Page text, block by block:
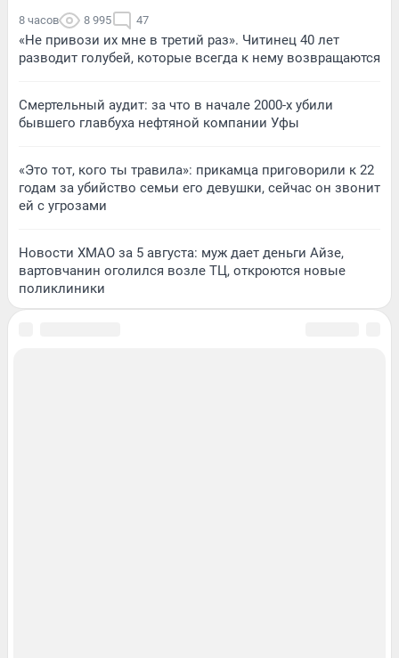
8 часов 8 995 47
«Не привози их мне в третий раз». Читинец 40 лет
разводит голубей, которые всегда к нему возвращаются
Смертельный аудит: за что в начале 2000-х убили
бывшего главбуха нефтяной компании Уфы
«Это тот, кого ты травила»: прикамца приговорили к 22
годам за убийство семьи его девушки, сейчас он звонит
ей с угрозами
Новости ХМАО за 5 августа: муж дает деньги Айзе,
вартовчанин оголился возле ТЦ, откроются новые
поликлиники